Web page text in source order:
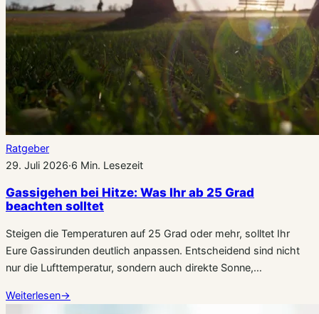
Ratgeber
29. Juli 2026·6 Min. Lesezeit
Gassigehen bei Hitze: Was Ihr ab 25 Grad
beachten solltet
Steigen die Temperaturen auf 25 Grad oder mehr, solltet Ihr
Eure Gassirunden deutlich anpassen. Entscheidend sind nicht
nur die Lufttemperatur, sondern auch direkte Sonne,…
Weiterlesen→